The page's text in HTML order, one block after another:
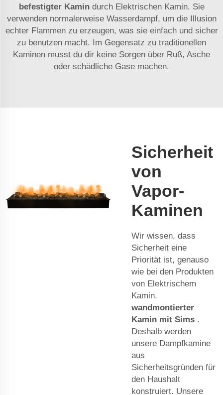
befestigter Kamin durch Elektrischen Kamin. Sie
verwenden normalerweise Wasserdampf, um die Illusion
echter Flammen zu erzeugen, was sie einfach und sicher
zu benutzen macht. Im Gegensatz zu traditionellen
Kaminen musst du dir keine Sorgen über Ruß, Asche
oder schädliche Gase machen.
Sicherheit
von
Vapor-
Kaminen
Wir wissen, dass
Sicherheit eine
Priorität ist, genauso
wie bei den Produkten
von Elektrischem
Kamin.
wandmontierter
Kamin mit Sims .
Deshalb werden
unsere Dampfkamine
aus
Sicherheitsgründen für
den Haushalt
konstruiert. Unsere